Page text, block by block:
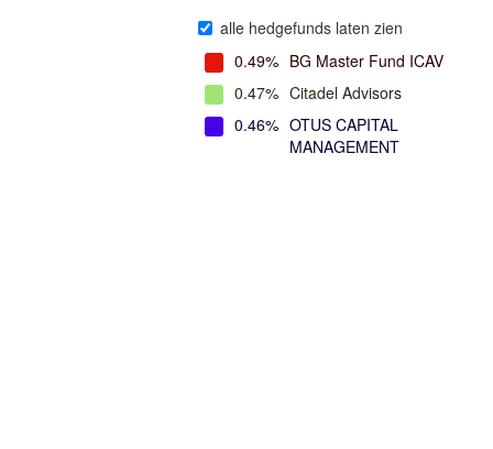
alle hedgefunds laten zien
0.49% BG Master Fund ICAV
0.47% Citadel Advisors
0.46% OTUS CAPITAL
MANAGEMENT